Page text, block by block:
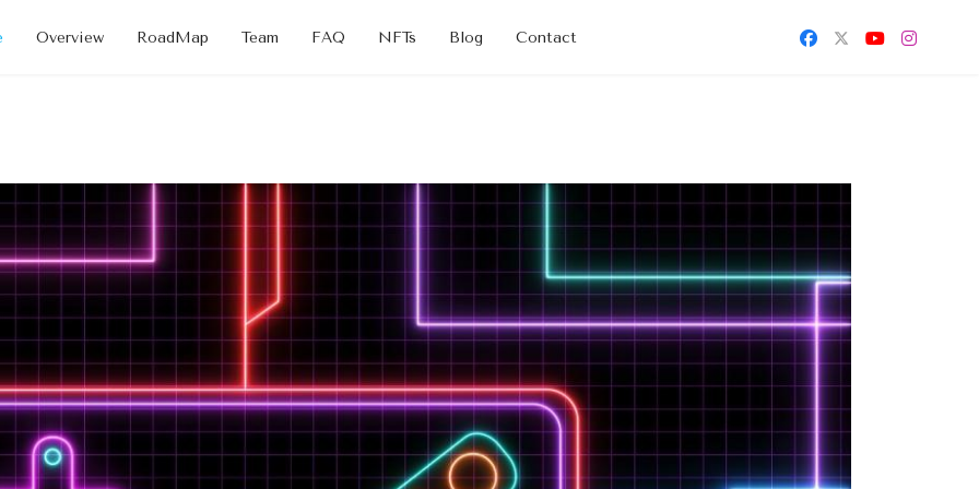
Overview RoadMap Team FAQ NFTs Blog Contact